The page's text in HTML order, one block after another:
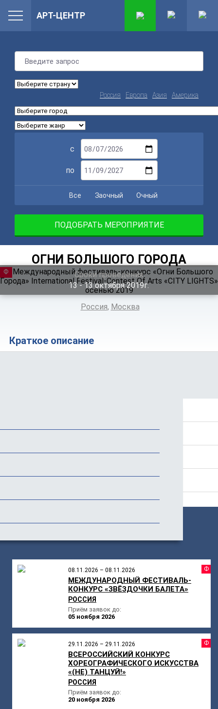
Россия Европа Азия Америка
с
по
Все Заочный Очный
ПОДОБРАТЬ МЕРОПРИЯТИЕ
ОГНИ БОЛЬШОГО ГОРОДА
Сроки проведения
13 ‐ 13октября 2019г.
ФЕСТИВАЛЬ
Россия, Москва
Краткое описание
08.11.2026 – 08.11.2026
МЕЖДУНАРОДНЫЙ ФЕСТИВАЛЬ-
КОНКУРС «ЗВЁЗДОЧКИ БАЛЕТА»
РОССИЯ
Приём заявок до:
05 ноября 2026
29.11.2026 – 29.11.2026
ВСЕРОССИЙСКИЙ КОНКУРС
ХОРЕОГРАФИЧЕСКОГО ИСКУССТВА
«(НЕ) ТАНЦУЙ!»
РОССИЯ
Приём заявок до:
20 ноября 2026
АРТ-ЦЕНТР